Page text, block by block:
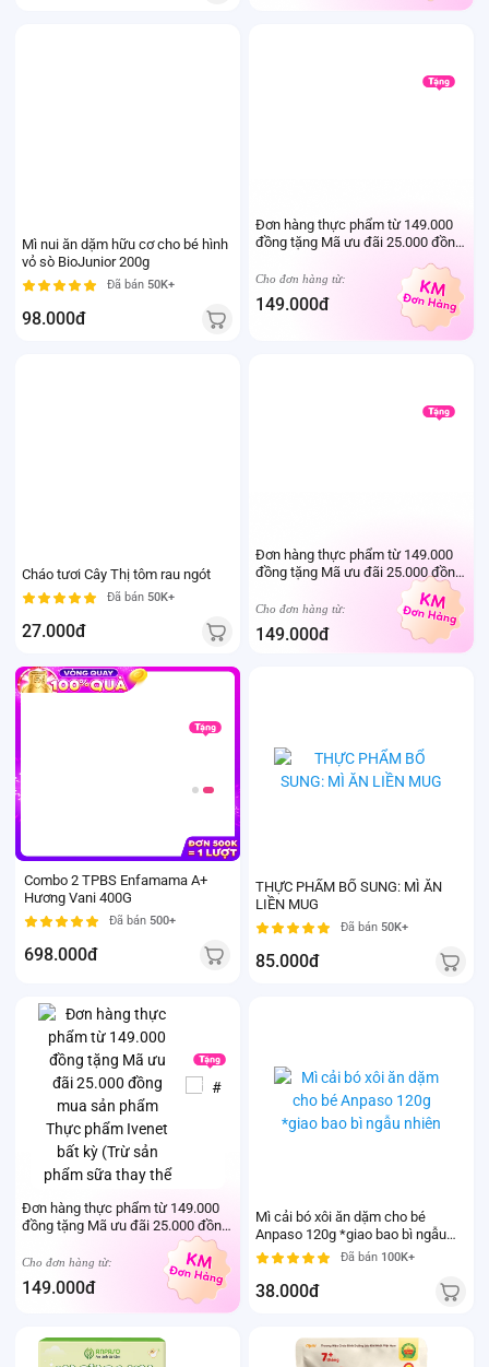
Mì nui ăn dặm hữu cơ cho bé hình
vỏ sò BioJunior 200g
Đã bán 50K+
98.000đ
Đơn hàng thực phẩm từ 149.000
đồng tặng Mã ưu đãi 25.000 đồng
mua sản phẩm Thực phẩm Ivenet
bất kỳ (Trừ sản phẩm sữa thay thể
sữa mẹ cho trẻ dưới 24 tháng tuổi)
Cho đơn hàng từ:
149.000đ
Cháo tươi Cây Thị tôm rau ngót
Đã bán 50K+
27.000đ
Đơn hàng thực phẩm từ 149.000
đồng tặng Mã ưu đãi 25.000 đồng
mua sản phẩm Thực phẩm Ivenet
bất kỳ (Trừ sản phẩm sữa thay thể
sữa mẹ cho trẻ dưới 24 tháng tuổi)
Cho đơn hàng từ:
149.000đ
Combo 2 TPBS Enfamama A+
Hương Vani 400G
Đã bán 500+
698.000đ
THỰC PHẨM BỔ SUNG: MÌ ĂN
LIỀN MUG
Đã bán 50K+
85.000đ
PQT
25k
Đơn hàng thực phẩm từ 149.000
đồng tặng Mã ưu đãi 25.000 đồng
mua sản phẩm Thực phẩm Ivenet
bất kỳ (Trừ sản phẩm sữa thay thể
sữa mẹ cho trẻ dưới 24 tháng tuổi)
149.000đ
Mì cải bó xôi ăn dặm cho bé
Anpaso 120g *giao bao bì ngẫu
nhiên
Đã bán 100K+
38.000đ